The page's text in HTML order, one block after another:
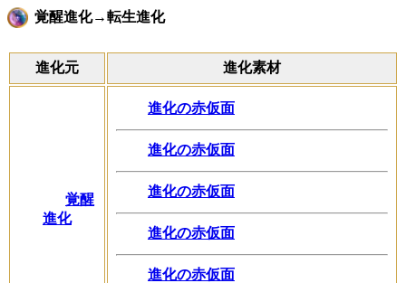
覚醒進化→転生進化
進化元 進化素材
覚醒
進化
進化の赤仮面
進化の赤仮面
進化の赤仮面
進化の赤仮面
進化の赤仮面